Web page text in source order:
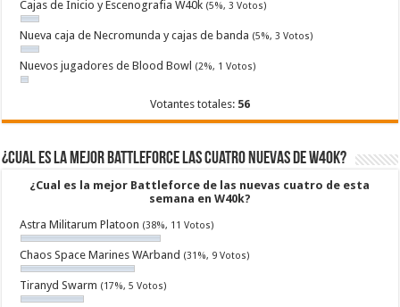
Cajas de Inicio y Escenografia W40k (5%, 3 Votos)
Nueva caja de Necromunda y cajas de banda (5%, 3 Votos)
Nuevos jugadores de Blood Bowl (2%, 1 Votos)
Votantes totales: 56
¿Cual es la mejor Battleforce las cuatro nuevas de W40k?
¿Cual es la mejor Battleforce de las nuevas cuatro de esta
semana en W40k?
Astra Militarum Platoon (38%, 11 Votos)
Chaos Space Marines WArband (31%, 9 Votos)
Tiranyd Swarm (17%, 5 Votos)